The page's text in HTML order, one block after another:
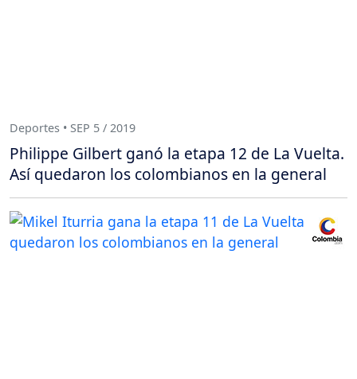
Deportes • SEP 5 / 2019
Philippe Gilbert ganó la etapa 12 de La Vuelta.
Así quedaron los colombianos en la general